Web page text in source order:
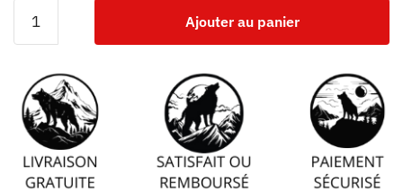
Ajouter au panier